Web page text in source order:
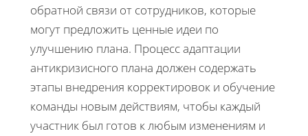
обратной связи от сотрудников, которые
могут предложить ценные идеи по
улучшению плана. Процесс адаптации
антикризисного плана должен содержать
этапы внедрения корректировок и обучение
команды новым действиям, чтобы каждый
участник был готов к любым изменениям и